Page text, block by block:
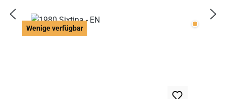
Wenige verfügbar Wenige